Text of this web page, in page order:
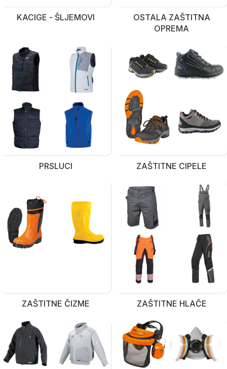
KACIGE - ŠLJEMOVI
OSTALA ZAŠTITNA
OPREMA
PRSLUCI ZAŠTITNE CIPELE
ZAŠTITNE ČIZME ZAŠTITNE HLAČE